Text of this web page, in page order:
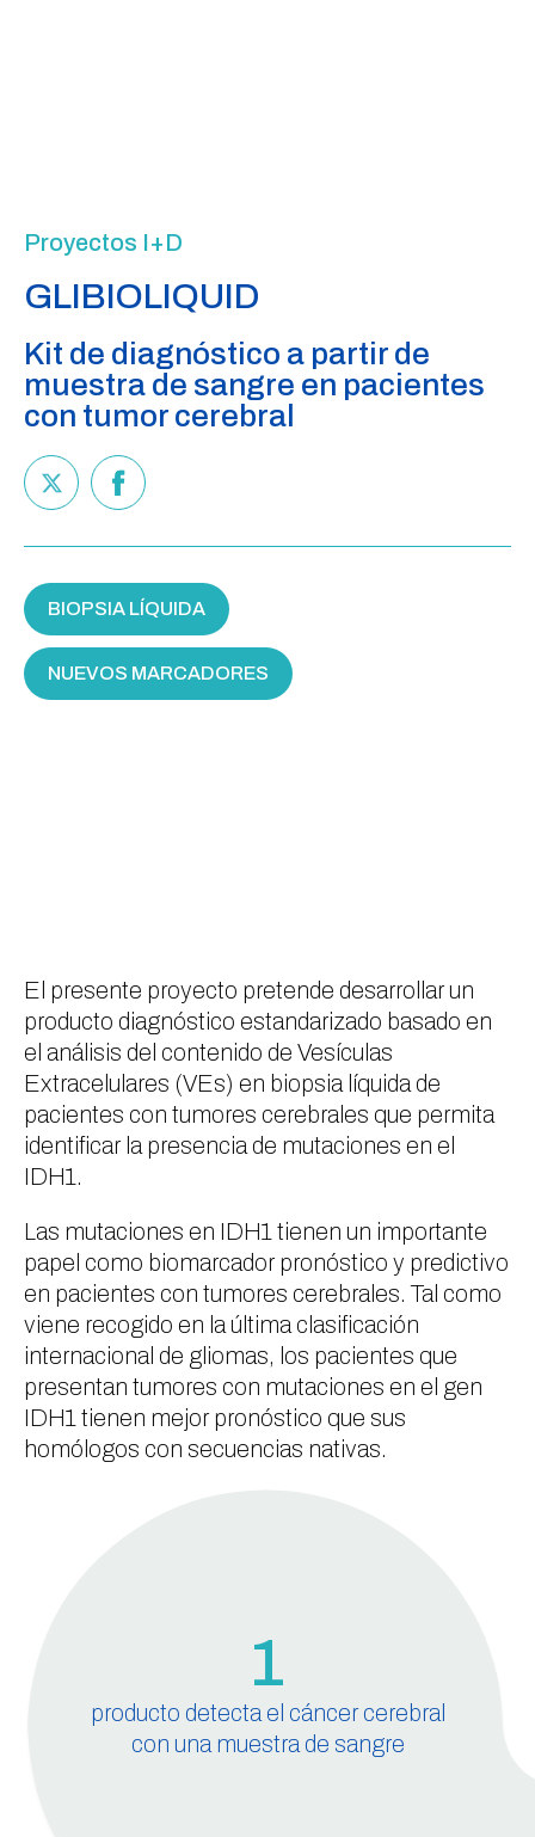
Proyectos I+D
GLIBIOLIQUID
Kit de diagnóstico a partir de
muestra de sangre en pacientes
con tumor cerebral
BIOPSIA LÍQUIDA
NUEVOS MARCADORES
El presente proyecto pretende desarrollar un
producto diagnóstico estandarizado basado en
el análisis del contenido de Vesículas
Extracelulares (VEs) en biopsia líquida de
pacientes con tumores cerebrales que permita
identificar la presencia de mutaciones en el
IDH1.
Las mutaciones en IDH1 tienen un importante
papel como biomarcador pronóstico y predictivo
en pacientes con tumores cerebrales. Tal como
viene recogido en la última clasificación
internacional de gliomas, los pacientes que
presentan tumores con mutaciones en el gen
IDH1 tienen mejor pronóstico que sus
homólogos con secuencias nativas.
1
producto detecta el cáncer cerebral
con una muestra de sangre